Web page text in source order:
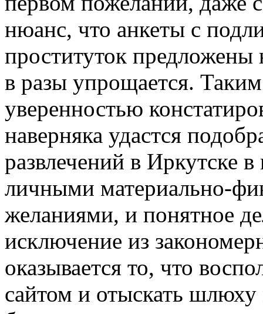
нюанс, что анкеты с
проституток предложены
в разы упрощается.
уверенностью
наверняка удастся
развлечений в Иркутске
личными материально-
желаниями, и понятное
исключение из
оказывается то, что
сайтом и отыскать